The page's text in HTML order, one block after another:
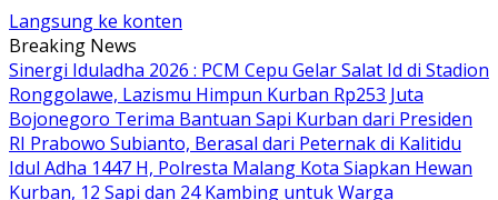
Langsung ke konten
Breaking News
Sinergi Iduladha 2026 : PCM Cepu Gelar Salat Id di Stadion
Ronggolawe, Lazismu Himpun Kurban Rp253 Juta
Bojonegoro Terima Bantuan Sapi Kurban dari Presiden
RI Prabowo Subianto, Berasal dari Peternak di Kalitidu
Idul Adha 1447 H, Polresta Malang Kota Siapkan Hewan
Kurban, 12 Sapi dan 24 Kambing untuk Warga